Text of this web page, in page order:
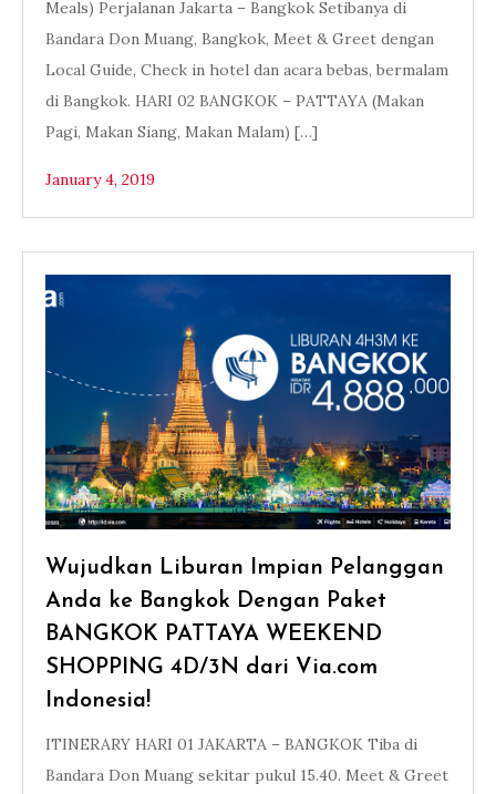
Meals) Perjalanan Jakarta – Bangkok Setibanya di
Bandara Don Muang, Bangkok, Meet & Greet dengan
Local Guide, Check in hotel dan acara bebas, bermalam
di Bangkok. HARI 02 BANGKOK – PATTAYA (Makan
Pagi, Makan Siang, Makan Malam) […]
January 4, 2019
Wujudkan Liburan Impian Pelanggan
Anda ke Bangkok Dengan Paket
BANGKOK PATTAYA WEEKEND
SHOPPING 4D/3N dari Via.com
Indonesia!
ITINERARY HARI 01 JAKARTA – BANGKOK Tiba di
Bandara Don Muang sekitar pukul 15.40. Meet & Greet